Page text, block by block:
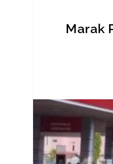
Marak